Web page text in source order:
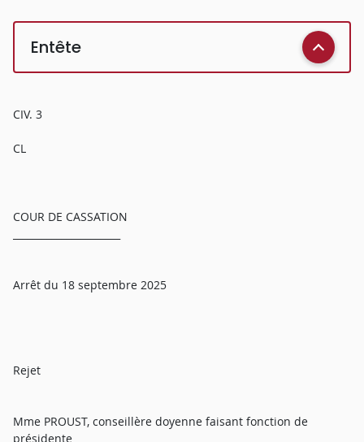
Entête
CIV. 3
CL
COUR DE CASSATION
Arrêt du 18 septembre 2025
Rejet
Mme PROUST, conseillère doyenne faisant fonction de
présidente